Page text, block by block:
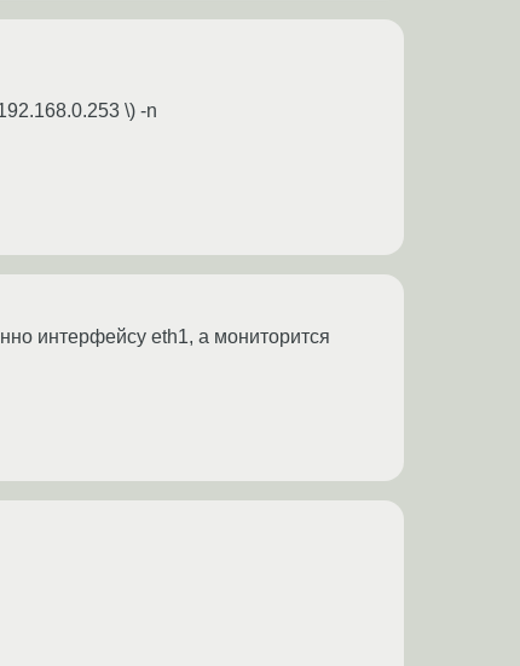
\) -n
интерфейсу eth1, а мониторится